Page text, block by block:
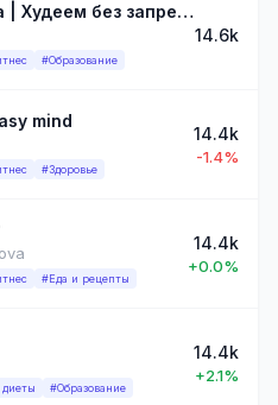
Доктор Вишнева | Худеем без запретов
#Образование
14.6k
mind
#Здоровье
14.4k
-1.4%
#Еда и рецепты
14.4k
+0.0%
#Образование
14.4k
+2.1%